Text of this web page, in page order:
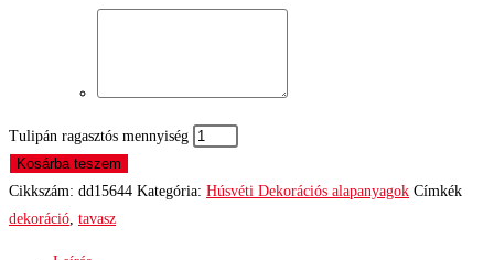
Tulipán ragasztós mennyiség
Kosárba teszem
Cikkszám: dd15644 Kategória: Húsvéti Dekorációs alapanyagok Címkék
dekoráció, tavasz